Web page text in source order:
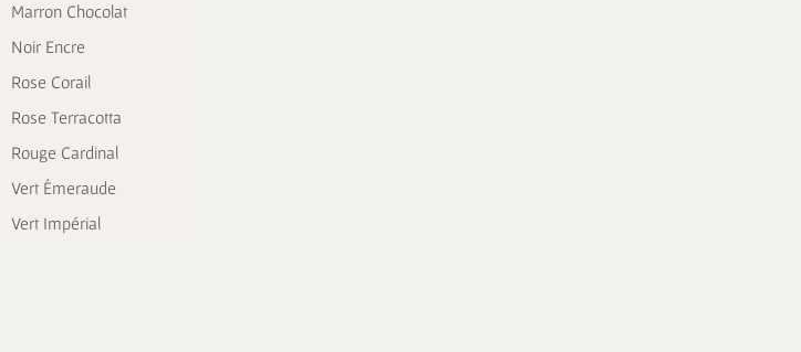
Marron Chocolat
Noir Encre
Rose Corail
Rose Terracotta
Rouge Cardinal
Vert Émeraude
Vert Impérial